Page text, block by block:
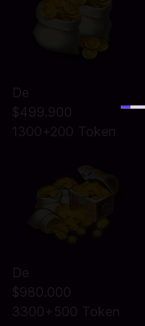
De
$499.900
1300+200 Token
De
$980.000
3300+500 Token